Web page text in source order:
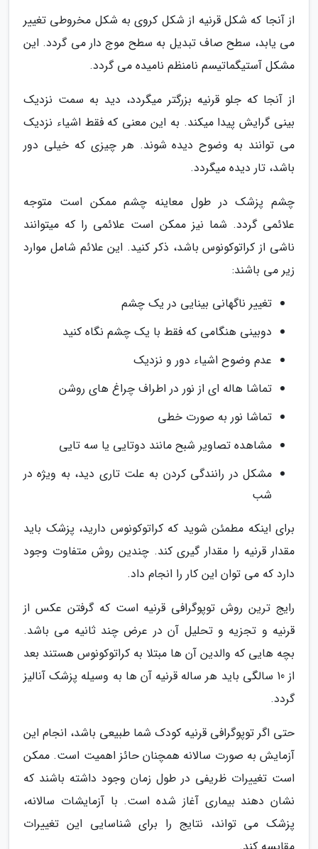
از آنجا که شکل قرنیه از شکل کروی به شکل مخروطی تغییر
می یابد، سطح صاف تبدیل به سطح موج دار می گردد. این
مشکل آستیگماتیسم نامنظم نامیده می گردد.
از آنجا که جلو قرنیه بزرگتر میگردد، دید به سمت نزدیک
بینی گرایش پیدا میکند. به این معنی که فقط اشیاء نزدیک
می توانند به وضوح دیده شوند. هر چیزی که خیلی دور
باشد، تار دیده میگردد.
چشم پزشک در طول معاینه چشم ممکن است متوجه
علائمی گردد. شما نیز ممکن است علائمی را که میتوانند
ناشی از کراتوکونوس باشد، ذکر کنید. این علائم شامل موارد
زیر می باشند:
تغییر ناگهانی بینایی در یک چشم
دوبینی هنگامی که فقط با یک چشم نگاه کنید
عدم وضوح اشیاء دور و نزدیک
تماشا هاله ای از نور در اطراف چراغ های روشن
تماشا نور به صورت خطی
مشاهده تصاویر شبح مانند دوتایی یا سه تایی
مشکل در رانندگی کردن به علت تاری دید، به ویژه در
شب
برای اینکه مطمئن شوید که کراتوکونوس دارید، پزشک باید
مقدار قرنیه را مقدار گیری کند. چندین روش متفاوت وجود
دارد که می توان این کار را انجام داد.
رایج ترین روش توپوگرافی قرنیه است که گرفتن عکس از
قرنیه و تجزیه و تحلیل آن در عرض چند ثانیه می باشد.
بچه هایی که والدین آن ها مبتلا به کراتوکونوس هستند بعد
از 10 سالگی باید هر ساله قرنیه آن ها به وسیله پزشک آنالیز
گردد.
حتی اگر توپوگرافی قرنیه کودک شما طبیعی باشد، انجام این
آزمایش به صورت سالانه همچنان حائز اهمیت است. ممکن
است تغییرات ظریفی در طول زمان وجود داشته باشند که
نشان دهند بیماری آغاز شده است. با آزمایشات سالانه،
پزشک می تواند، نتایج را برای شناسایی این تغییرات